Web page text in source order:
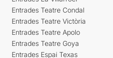
Entrades Teatre Condal
Entrades Teatre Victòria
Entrades Teatre Apolo
Entrades Teatre Goya
Entrades Espai Texas